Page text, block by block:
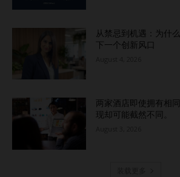
从禁忌到机遇：为什
下一个创新风口
两家酒店即使拥有相
现却可能截然不同。